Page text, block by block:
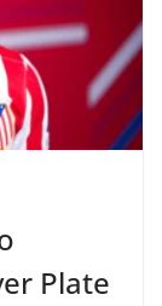
Plate